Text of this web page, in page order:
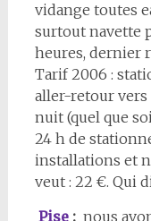
vidange toutes
surtout navette
heures, dernier
Tarif 2006 :
aller-retour vers
nuit (quel que
24 h de
installations et
veut : 22 €. Qui
Pise: nous